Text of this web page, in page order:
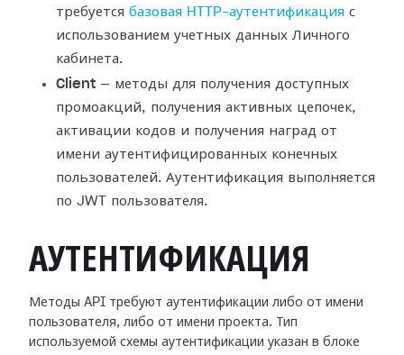
требуется базовая HTTP-аутентификация с
использованием учетных данных Личного
кабинета.
Client — методы для получения доступных
промоакций, получения активных цепочек,
активации кодов и получения наград от
имени аутентифицированных конечных
пользователей. Аутентификация выполняется
по JWT пользователя.
АУТЕНТИФИКАЦИЯ
Методы API требуют аутентификации либо от имени
пользователя, либо от имени проекта. Тип
используемой схемы аутентификации указан в блоке